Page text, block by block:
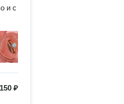
и с
150 ₽